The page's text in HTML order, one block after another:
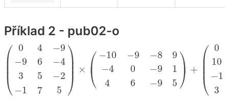
Příklad 2 - pub02-o
⎛
⎜
⎜ ⎜⎝
0 4 −9
−9 6 −4
3
5 −2
−1 7 5
⎞⎟ ⎟
⎟
⎠
× ⎛
⎜
⎝
−10 −9 −8
9
−4 0 −9
1
4
6 −9 5
⎞
⎟
⎠ + ⎛
⎜
⎜ ⎜⎝
0
10
−1
3
0 4− −9 4 3 91 4